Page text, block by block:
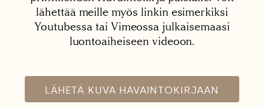
lähettää meille myös linkin esimerkiksi
Youtubessa tai Vimeossa julkaisemaasi
luontoaiheiseen videoon.
LÄHETÄ KUVA HAVAINTOKIRJAAN